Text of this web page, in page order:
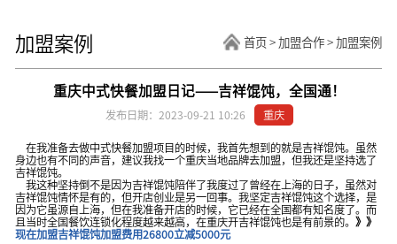
加盟案例 首页>加盟合作>加盟案例
重庆中式快餐加盟日记——吉祥馄饨，全国通！
发布日期：2023-09-21 10:26 重庆
在我准备去做中式快餐加盟项目的时候，我首先想到的就是吉祥馄饨。虽然
身边也有不同的声音，建议我找一个重庆当地品牌去加盟，但我还是坚持选了
吉祥馄饨。
我这种坚持倒不是因为吉祥馄饨陪伴了我度过了曾经在上海的日子，虽然对
吉祥馄饨情怀是有的，但开店创业是另一回事。我坚定吉祥馄饨这个选择，是
因为它虽源自上海，但在我准备开店的时候，它已经在全国都有知名度了。而
且当时全国餐饮连锁化程度越来越高，在重庆开吉祥馄饨也是有前景的。 》》
现在加盟吉祥馄饨加盟费用26800立减5000元